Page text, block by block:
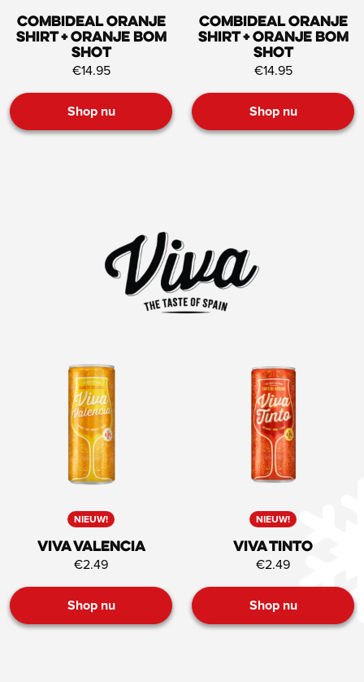
Combideal Oranje
shirt + Oranje bom
shot
€14.95
Shop nu
Combideal Oranje
shirt + Oranje bom
shot
€14.95
Shop nu
NIEUW!
VIVA Valencia
€2.49
Shop nu
NIEUW!
VIVA Tinto
€2.49
Shop nu